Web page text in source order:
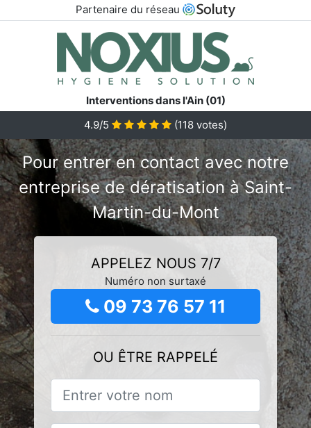
Partenaire du réseau
Interventions dans l'Ain (01)
4.9/5
(118 votes)
Pour entrer en contact avec notre
entreprise de dératisation à Saint-
Martin-du-Mont
APPELEZ NOUS 7/7
Numéro non surtaxé
09 73 76 57 11
OU ÊTRE RAPPELÉ